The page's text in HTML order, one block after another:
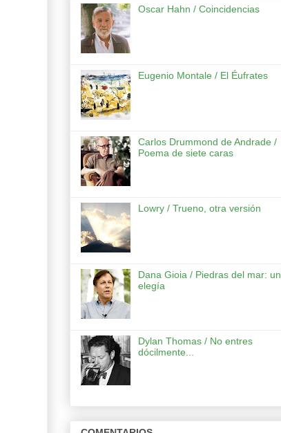
Oscar Hahn / Coincidencias
Eugenio Montale / El Éufrates
Carlos Drummond de Andrade /
Poema de siete caras
Lowry / Trueno, otra versión
Dana Gioia / Piedras del mar:
elegía
Dylan Thomas / No entres
dócilmente...